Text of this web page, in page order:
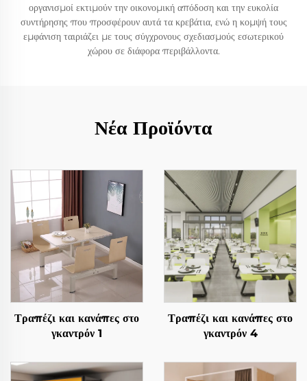
οργανισμοί εκτιμούν την οικονομική απόδοση και την ευκολία
συντήρησης που προσφέρουν αυτά τα κρεβάτια, ενώ η κομψή τους
εμφάνιση ταιριάζει με τους σύγχρονους σχεδιασμούς εσωτερικού
χώρου σε διάφορα περιβάλλοντα.
Νέα Προϊόντα
Τραπέζι και κανάπες στο
γκαντρόν 1
Τραπέζι και κανάπες στο
γκαντρόν 4